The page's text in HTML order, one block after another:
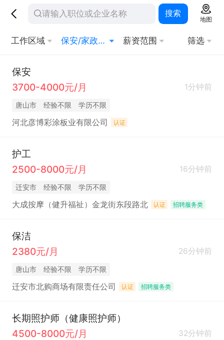
搜索
地图
工作区域 保安/家政/其他生活服务 薪资范围 筛选
保安
3700-4000元/月
1分钟前
唐山市 经验不限 学历不限
河北彦博彩涂板业有限公司 认证
护工
2500-8000元/月
16分钟前
迁安市 经验不限 学历不限
大成按摩（健升福祉）金龙街东段路北 认证 招聘服务类
保洁
2380元/月
26分钟前
唐山市 经验不限 学历不限
迁安市北购商场有限责任公司 认证 招聘服务类
长期照护师（健康照护师）
4500-8000元/月
32分钟前